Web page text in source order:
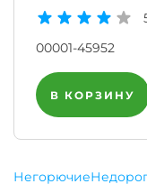
00001-45952
В КОРЗИНУ
Негорючие